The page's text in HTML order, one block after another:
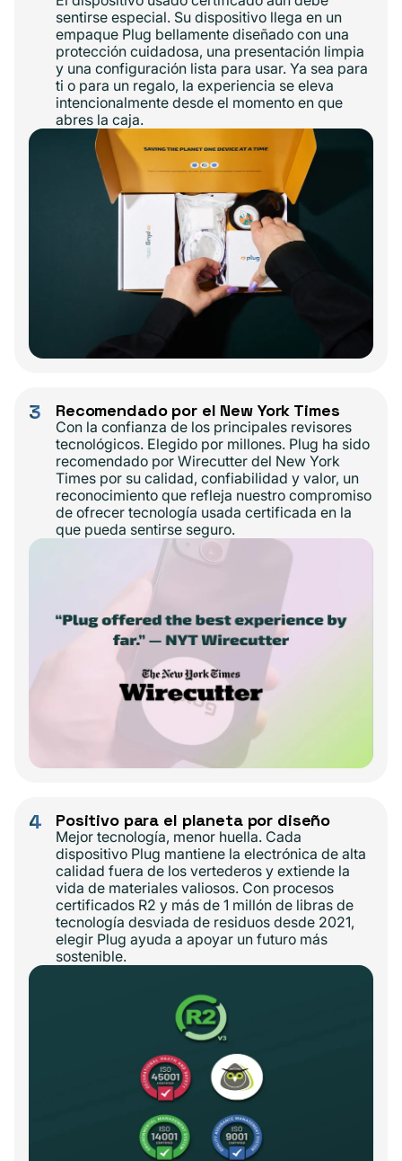
sentirse especial. Su dispositivo llega en un
empaque Plug bellamente diseñado con una
protección cuidadosa, una presentación limpia
y una configuración lista para usar. Ya sea para
ti o para un regalo, la experiencia se eleva
intencionalmente desde el momento en que
abres la caja.
3 Recomendado por el New York Times
Con la confianza de los principales revisores
tecnológicos. Elegido por millones. Plug ha sido
recomendado por Wirecutter del New York
Times por su calidad, confiabilidad y valor, un
reconocimiento que refleja nuestro compromiso
de ofrecer tecnología usada certificada en la
que pueda sentirse seguro.
4 Positivo para el planeta por diseño
Mejor tecnología, menor huella. Cada
dispositivo Plug mantiene la electrónica de alta
calidad fuera de los vertederos y extiende la
vida de materiales valiosos. Con procesos
certificados R2 y más de 1 millón de libras de
tecnología desviada de residuos desde 2021,
elegir Plug ayuda a apoyar un futuro más
sostenible.